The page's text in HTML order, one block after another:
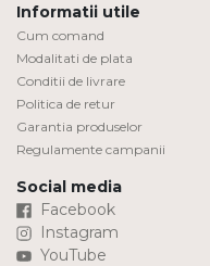
Informatii utile
Cum comand
Modalitati de plata
Conditii de livrare
Politica de retur
Garantia produselor
Regulamente campanii
Social media
Facebook
Instagram
YouTube